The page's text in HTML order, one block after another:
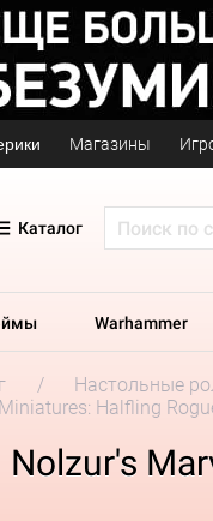
Магазины
Каталог
Warhammer
Настольные
Halfling